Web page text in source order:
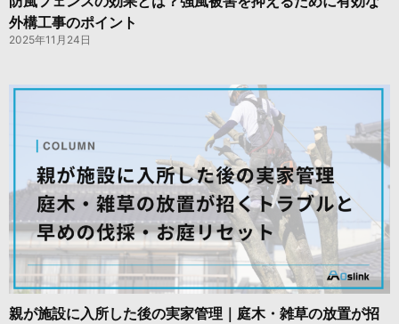
外構工事のポイント
2025年11月24日
親が施設に入所した後の実家管理｜庭木・雑草の放置が招